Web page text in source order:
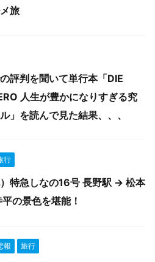
旅
評判を聞いて単行本「DIE
人生が豊かになりすぎる究
」を読んで見た結果、、、
行
）特急しなの16号 長野駅 → 松本
の景色を堪能！
報 旅行